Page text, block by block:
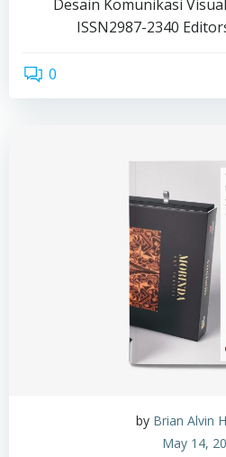
Desain Komunikasi
ISSN2987-2340
0
by Brian Alvin
May 14,